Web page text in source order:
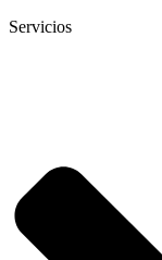
Servicios